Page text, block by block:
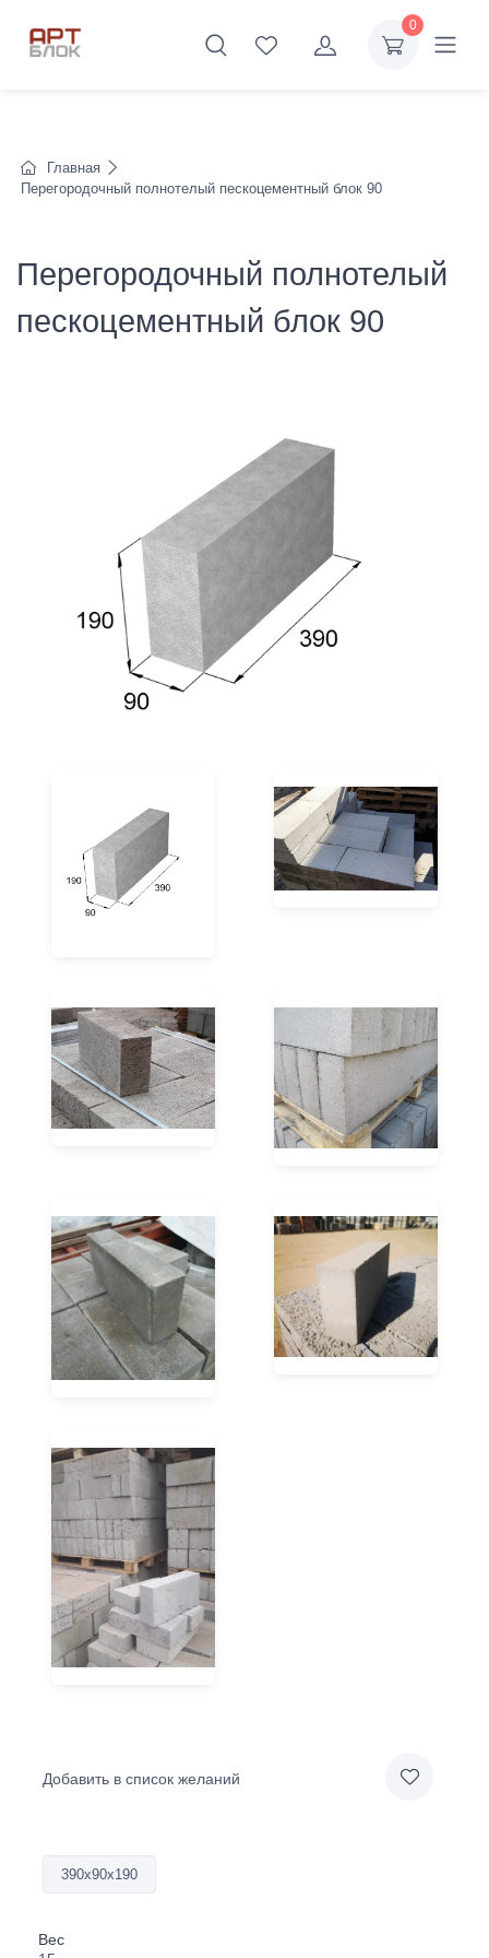
0
Главная
Перегородочный полнотелый пескоцементный блок 90
Перегородочный полнотелый
пескоцементный блок 90
Добавить в список желаний
390х90х190
Вес